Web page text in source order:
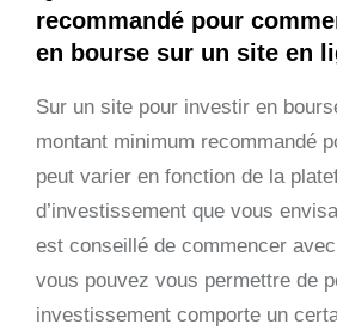
recommandé pour
en bourse sur un site en
Sur un site pour investir en
montant minimum recommandé
peut varier en fonction de la
d’investissement que vous
est conseillé de commencer
vous pouvez vous permettre de
investissement comporte un